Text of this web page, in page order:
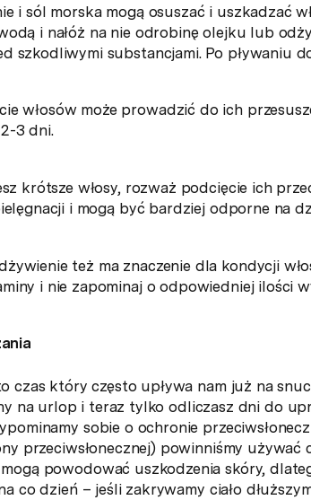
i sól morska mogą osuszać i uszkadzać
i nałóż na nie odrobinę olejku lub
szkodliwymi substancjami. Po pływaniu
włosów może prowadzić do ich
3 dni.
krótsze włosy, rozważ podcięcie ich
i mogą być bardziej odporne na
też ma znaczenie dla kondycji
i nie zapominaj o odpowiedniej ilości
czas który często upływa nam już na
na urlop i teraz tylko odliczasz dni do
sobie o ochronie
przeciwsłonecznej) powinniśmy używać
powodować uszkodzenia skóry,
co dzień – jeśli zakrywamy ciało